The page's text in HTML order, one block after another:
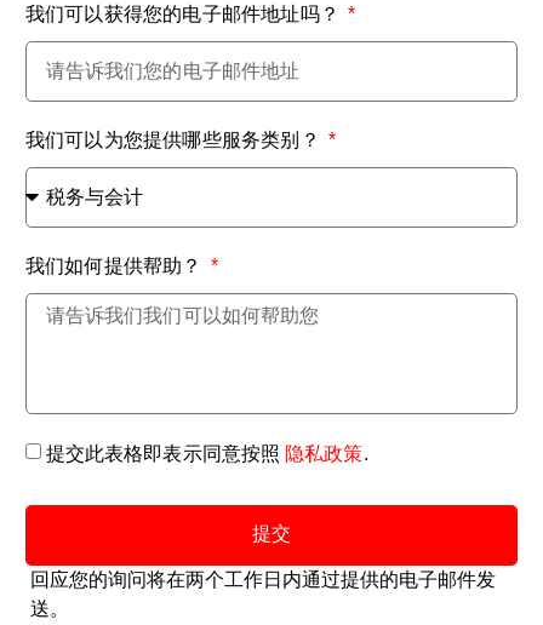
我们可以获得您的电子邮件地址吗？
我们可以为您提供哪些服务类别？
我们如何提供帮助？
提交此表格即表示同意按照 隐私政策.
提交
回应您的询问将在两个工作日内通过提供的电子邮件发
送。